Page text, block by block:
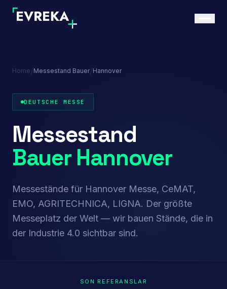
Home Messestand Bauer/ Hannover
DEUTSCHE MESSE
Messestand
Bauer Hannover
Messestände für Hannover Messe, CeMAT,
EMO, AGRITECHNICA, LIGNA. Der größte
Messeplatz der Welt — wir bauen Stände, die in
der Industrie 4.0 sichtbar sind.
SON REFERANSLAR